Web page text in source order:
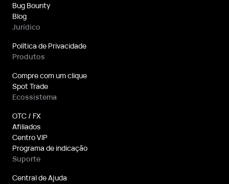
Bug Bounty
Blog
Jurídico
Política de Privacidade
Produtos
Compre com um clique
Spot Trade
Ecossistema
OTC / FX
Afiliados
Centro VIP
Programa de indicação
Suporte
Central de Ajuda